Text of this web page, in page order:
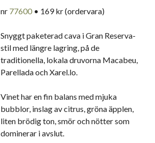
nr 77600• 169 kr (ordervara)
Snyggt paketerad cava i Gran Reserva-
stil med längre lagring, på de
traditionella, lokala druvorna Macabeu,
Parellada och Xarel.lo.
Vinet har en fin balans med mjuka
bubblor, inslag av citrus, gröna äpplen,
liten brödig ton, smör och nötter som
dominerar i avslut.